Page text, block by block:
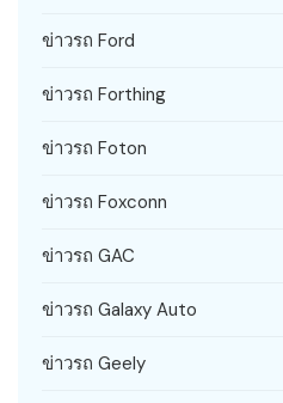
ข่าวรถ Ford
ข่าวรถ Forthing
ข่าวรถ Foton
ข่าวรถ Foxconn
ข่าวรถ GAC
ข่าวรถ Galaxy Auto
ข่าวรถ Geely